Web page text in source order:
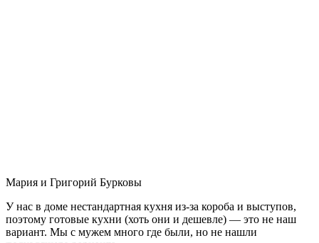
Мария и Григорий Бурковы
У нас в доме нестандартная кухня из-за короба и выступов,
поэтому готовые кухни (хоть они и дешевле) — это не наш
вариант. Мы с мужем много где были, но не нашли